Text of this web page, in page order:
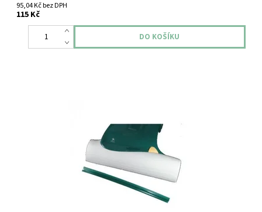
95,04 Kč bez DPH
115 Kč